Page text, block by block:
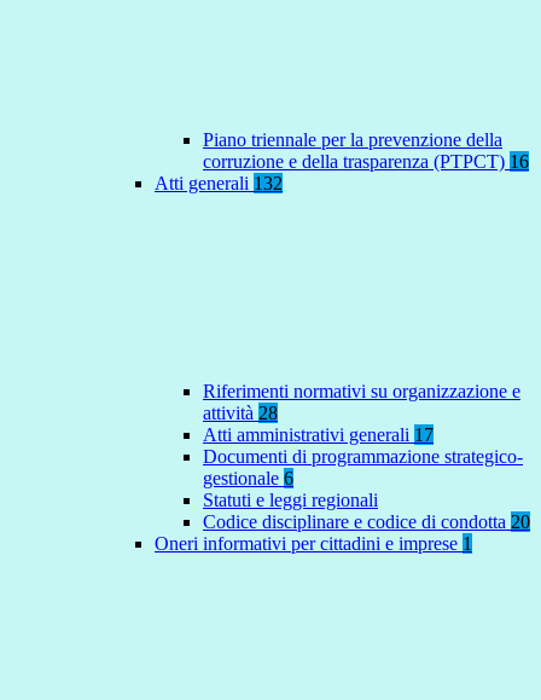
Piano triennale per la prevenzione della
corruzione e della trasparenza (PTPCT) 16
Atti generali 132
Riferimenti normativi su organizzazione e
attività 28
Atti amministrativi generali 17
Documenti di programmazione strategico-
gestionale 6
Statuti e leggi regionali
Codice disciplinare e codice di condotta 20
Oneri informativi per cittadini e imprese 1